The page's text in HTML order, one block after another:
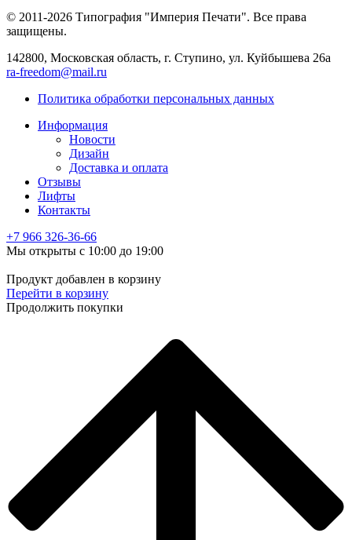
© 2011-2026 Типография "Империя Печати". Все права
защищены.
142800, Московская область, г. Ступино, ул. Куйбышева 26а
ra-freedom@mail.ru
Политика обработки персональных данных
Информация
Новости
Дизайн
Доставка и оплата
Отзывы
Лифты
Контакты
+7 966 326-36-66
Мы открыты с 10:00 до 19:00
Продукт добавлен в корзину
Перейти в корзину
Продолжить покупки